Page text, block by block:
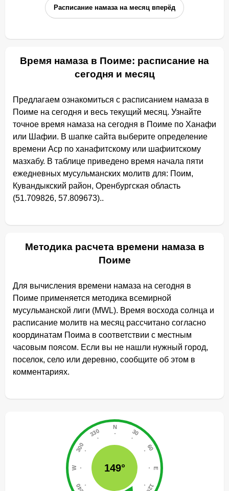
Расписание намаза на месяц вперёд
Время намаза в Поиме: расписание на
сегодня и месяц
Предлагаем ознакомиться с расписанием намаза в
Поиме на сегодня и весь текущий месяц. Узнайте
точное время намаза на сегодня в Поиме по Ханафи
или Шафии. В шапке сайта выберите определение
времени Аср по ханафитскому или шафиитскому
мазхабу. В таблице приведено время начала пяти
ежедневных мусульманских молитв для: Поим,
Кувандыкский район, Оренбургская область
(51.709826, 57.809673)..
Методика расчета времени намаза в
Поиме
Для вычисления времени намаза на сегодня в
Поиме применяется методика всемирной
мусульманской лиги (MWL). Время восхода солнца и
расписание молитв на месяц рассчитано согласно
координатам Поима в соответствии с местным
часовым поясом. Если вы не нашли нужный город,
поселок, село или деревню, сообщите об этом в
комментариях.
149°